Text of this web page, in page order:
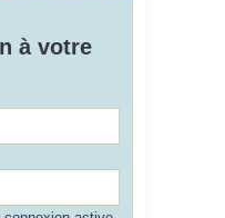
à votre